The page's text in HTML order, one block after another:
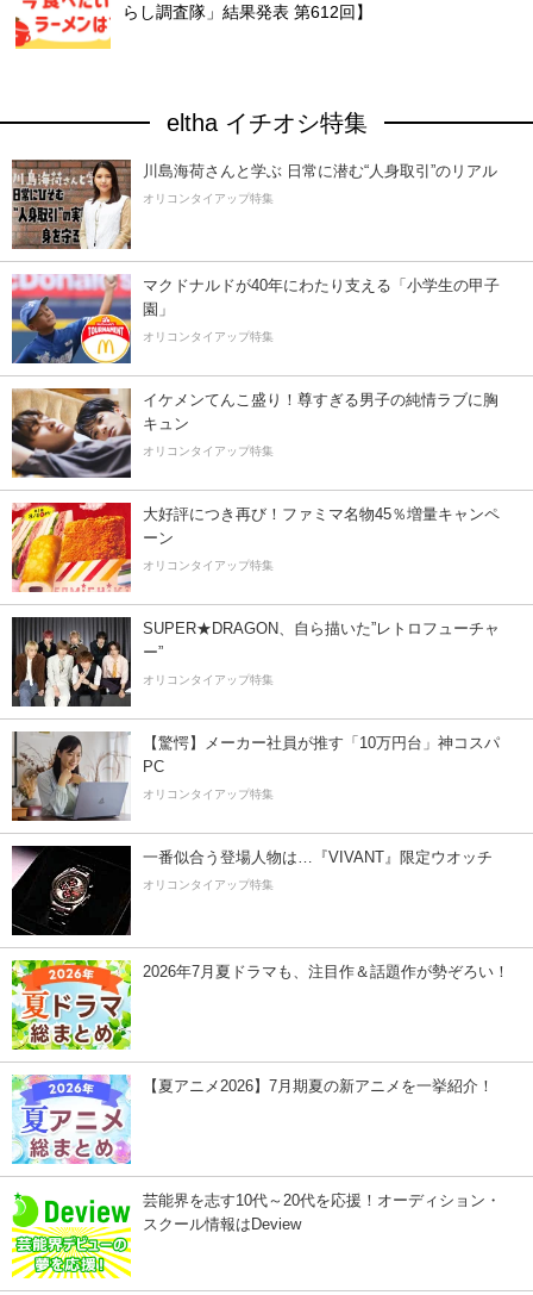
らし調査隊」結果発表 第612回】
eltha イチオシ特集
川島海荷さんと学ぶ 日常に潜む“人身取引”のリアル
オリコンタイアップ特集
マクドナルドが40年にわたり支える「小学生の甲子
園」
オリコンタイアップ特集
イケメンてんこ盛り！尊すぎる男子の純情ラブに胸
キュン
オリコンタイアップ特集
大好評につき再び！ファミマ名物45％増量キャンペ
ーン
オリコンタイアップ特集
SUPER★DRAGON、自ら描いた”レトロフューチャ
ー”
オリコンタイアップ特集
【驚愕】メーカー社員が推す「10万円台」神コスパ
PC
オリコンタイアップ特集
一番似合う登場人物は…『VIVANT』限定ウオッチ
オリコンタイアップ特集
2026年7月夏ドラマも、注目作＆話題作が勢ぞろい！
【夏アニメ2026】7月期夏の新アニメを一挙紹介！
芸能界を志す10代～20代を応援！オーディション・
スクール情報はDeview